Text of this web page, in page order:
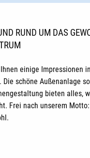
RUND UM DAS
einige Impressionen
Die schöne Außenanlage
bieten alles,
Frei nach unserem Motto: